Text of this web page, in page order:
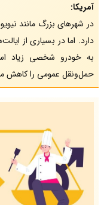
آمریکا:
در شهرهای بزرگ مانند
دارد. اما در بسیاری از
به خودرو شخصی زیاد
حمل‌ونقل عمومی را کاهش